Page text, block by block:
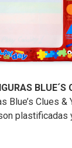
BLUE´S
Blue’s Clues
plastificadas